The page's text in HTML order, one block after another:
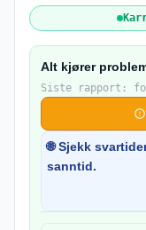
Alt kjører
Siste rapport:
🌐 Sjekk
sanntid.